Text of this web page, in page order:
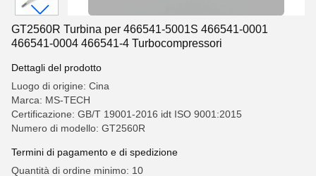
GT2560R Turbina per 466541-5001S 466541-0001
466541-0004 466541-4 Turbocompressori
Dettagli del prodotto
Luogo di origine: Cina
Marca: MS-TECH
Certificazione: GB/T 19001-2016 idt ISO 9001:2015
Numero di modello: GT2560R
Termini di pagamento e di spedizione
Quantità di ordine minimo: 10